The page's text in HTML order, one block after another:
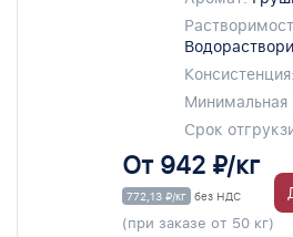
Консистенция:
Минимальная
Срок
От 942 ₽/кг
772,13 ₽/кг без НДС
(при заказе от 50 кг)